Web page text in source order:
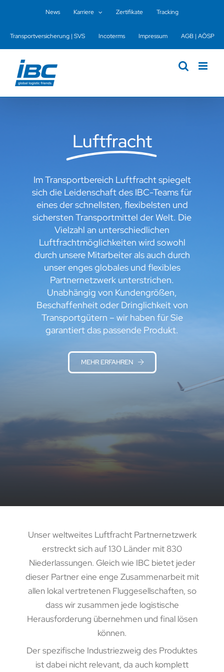
springen
News Karriere Zertifikate Tracking
Transportversicherung | SVS Incoterms Impressum AGB | AÖSP
Luftfracht
Im Transportbereich Luftfracht spiegelt
sich die Leidenschaft des IBC-Teams für
eines der schnellsten, flexibelsten und
sichersten Transportmittel der Welt. Die
Vielzahl an unterschiedlichen
Luftfrachtmöglichkeiten wird sowohl
durch unsere Mitarbeiter als auch durch
unser enges globales und flexibles
Partnernetzwerk unterstrichen.
Unabhängig von Kundengrößen,
Beschaffenheit oder Dringlichkeit von
Transportgütern – wir haben für Sie
garantiert das passende Produkt.
MEHR ERFAHREN
Unser weltweites Luftfracht Partnernetzwerk
erstreckt sich auf 130 Länder mit 830
Niederlassungen. Gleich wie IBC bietet jeder
dieser Partner eine enge Zusammenarbeit mit
allen lokal vertretenen Fluggesellschaften, so
dass wir zusammen jede logistische
Herausforderung übernehmen und final lösen
können.
Der spezifische Industriezweig des Produktes
ist dabei nicht relevant, da auch komplett